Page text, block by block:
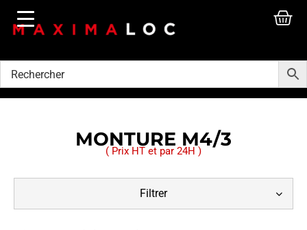
MONTURE M4/3
( Prix HT et par 24H )
Filtrer